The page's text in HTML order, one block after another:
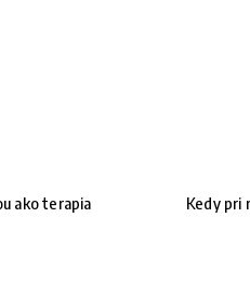
ako terapia Kedy pri